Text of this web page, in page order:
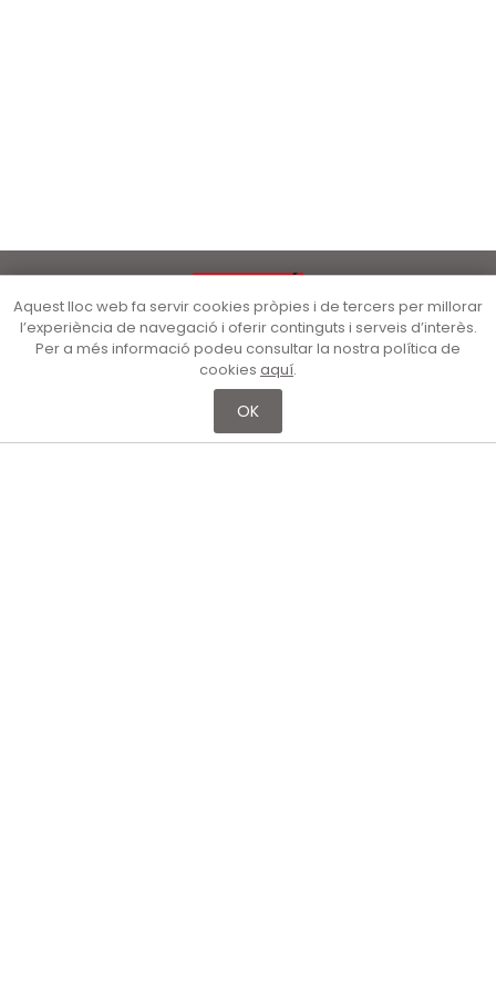
Aquest lloc web fa servir cookies pròpies i de tercers per millorar
l’experiència de navegació i oferir continguts i serveis d’interès.
Per a més informació podeu consultar la nostra política de
cookies aquí.
OK